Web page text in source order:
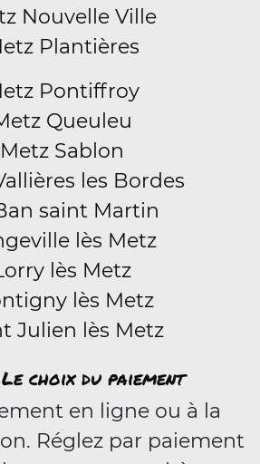
Nouvelle Ville
Plantières
Pontiffroy
Queuleu
Metz Sablon
les Bordes
saint Martin
lès Metz
lès Metz
lès Metz
Julien lès Metz
Le choix du paiement
en ligne ou à la
Réglez par paiement